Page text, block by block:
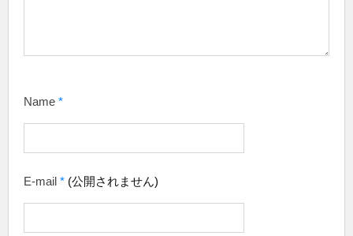
Name *
E-mail * (公開されません)